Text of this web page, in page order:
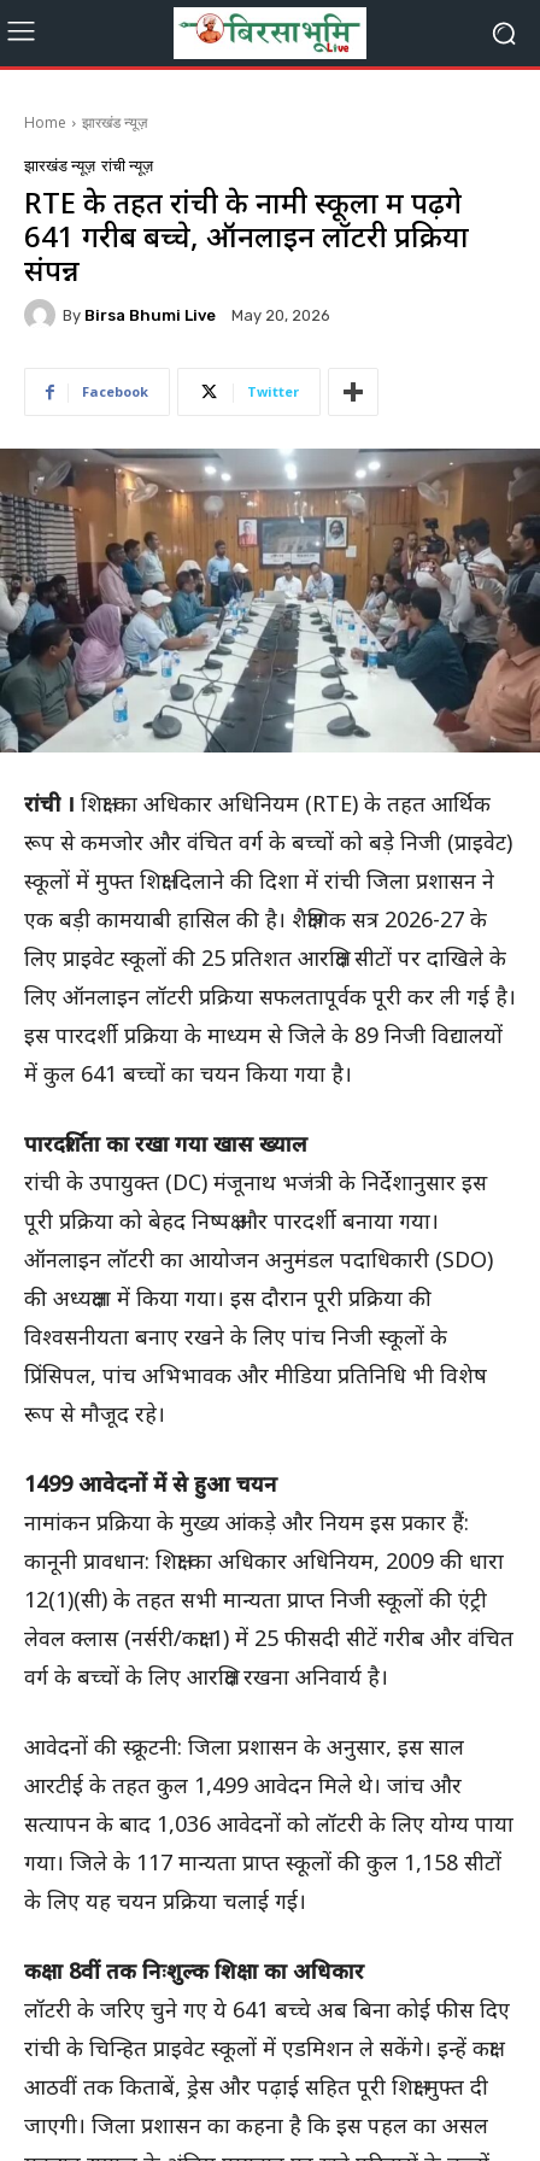
Home झारखंड न्यूज़
झारखंड न्यूज़ रांची न्यूज़
RTE के तहत रांची के नामी स्कूलों में पढ़ेंगे
641 गरीब बच्चे, ऑनलाइन लॉटरी प्रक्रिया
संपन्न
By Birsa Bhumi Live May 20, 2026
Facebook Twitter
रांची । शिक्षा का अधिकार अधिनियम (RTE) के तहत आर्थिक
रूप से कमजोर और वंचित वर्ग के बच्चों को बड़े निजी (प्राइवेट)
स्कूलों में मुफ्त शिक्षा दिलाने की दिशा में रांची जिला प्रशासन ने
एक बड़ी कामयाबी हासिल की है। शैक्षणिक सत्र 2026-27 के
लिए प्राइवेट स्कूलों की 25 प्रतिशत आरक्षित सीटों पर दाखिले के
लिए ऑनलाइन लॉटरी प्रक्रिया सफलतापूर्वक पूरी कर ली गई है।
इस पारदर्शी प्रक्रिया के माध्यम से जिले के 89 निजी विद्यालयों
में कुल 641 बच्चों का चयन किया गया है।
पारदर्शिता का रखा गया खास ख्याल
रांची के उपायुक्त (DC) मंजूनाथ भजंत्री के निर्देशानुसार इस
पूरी प्रक्रिया को बेहद निष्पक्ष और पारदर्शी बनाया गया।
ऑनलाइन लॉटरी का आयोजन अनुमंडल पदाधिकारी (SDO)
की अध्यक्षता में किया गया। इस दौरान पूरी प्रक्रिया की
विश्वसनीयता बनाए रखने के लिए पांच निजी स्कूलों के
प्रिंसिपल, पांच अभिभावक और मीडिया प्रतिनिधि भी विशेष
रूप से मौजूद रहे।
1499 आवेदनों में से हुआ चयन
नामांकन प्रक्रिया के मुख्य आंकड़े और नियम इस प्रकार हैं:
कानूनी प्रावधान: शिक्षा का अधिकार अधिनियम, 2009 की धारा
12(1)(सी) के तहत सभी मान्यता प्राप्त निजी स्कूलों की एंट्री
लेवल क्लास (नर्सरी/कक्षा 1) में 25 फीसदी सीटें गरीब और वंचित
वर्ग के बच्चों के लिए आरक्षित रखना अनिवार्य है।
आवेदनों की स्क्रूटनी: जिला प्रशासन के अनुसार, इस साल
आरटीई के तहत कुल 1,499 आवेदन मिले थे। जांच और
सत्यापन के बाद 1,036 आवेदनों को लॉटरी के लिए योग्य पाया
गया। जिले के 117 मान्यता प्राप्त स्कूलों की कुल 1,158 सीटों
के लिए यह चयन प्रक्रिया चलाई गई।
कक्षा 8वीं तक निःशुल्क शिक्षा का अधिकार
लॉटरी के जरिए चुने गए ये 641 बच्चे अब बिना कोई फीस दिए
रांची के चिन्हित प्राइवेट स्कूलों में एडमिशन ले सकेंगे। इन्हें कक्षा
आठवीं तक किताबें, ड्रेस और पढ़ाई सहित पूरी शिक्षा मुफ्त दी
जाएगी। जिला प्रशासन का कहना है कि इस पहल का असल